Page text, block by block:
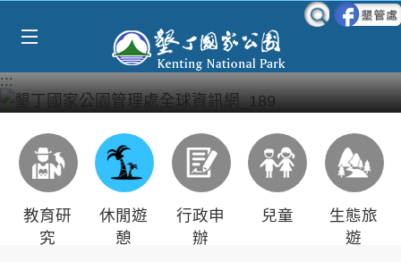
:::
教育研
究
休閒遊
憩
行政申
辦
兒童
生態旅
遊